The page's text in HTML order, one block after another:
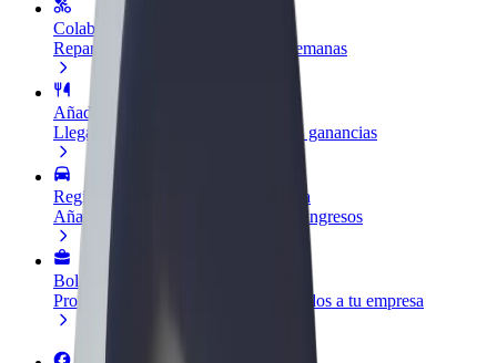
Colaborar como repartidor
Reparte comida y cobra todas las semanas
Añadir un restaurante o tienda
Llega a más clientes y maximiza tus ganancias
Registrarse como propietario de flota
Añade tu flota a Bolt y potencia tus ingresos
Bolt para empresas
Productos y servicios de Bolt adaptados a tu empresa